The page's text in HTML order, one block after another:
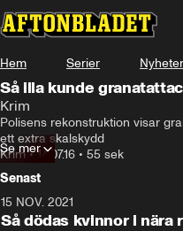
Hem Serier Nyheter
Så illa kunde
Krim
Polisens rekonstruktion visar
ett extra skalskydd
Krim•14.07.16 • 55 sek
Se mer
Senast
15 NOV. 2021
Så dödas kvinnor i nära